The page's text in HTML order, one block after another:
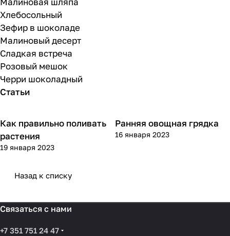
Хлебосольный
Зефир в шоколаде
Малиновый десерт
Сладкая встреча
Розовый мешок
Черри шоколадный
Статьи
Посадка и уход
Как правильно поливать
растения
19 января 2023
Посадка и уход
Ранняя овощная грядка
16 января 2023
Назад к списку
Связаться с нами
+7 351 751 24 47